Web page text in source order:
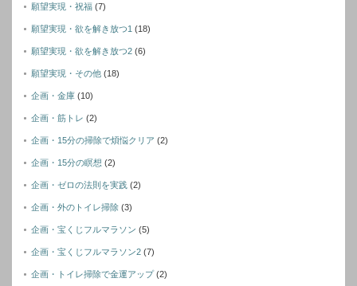
願望実現・祝福 (7)
願望実現・欲を解き放つ1 (18)
願望実現・欲を解き放つ2 (6)
願望実現・その他 (18)
企画・金庫 (10)
企画・筋トレ (2)
企画・15分の掃除で煩悩クリア (2)
企画・15分の瞑想 (2)
企画・ゼロの法則を実践 (2)
企画・外のトイレ掃除 (3)
企画・宝くじフルマラソン (5)
企画・宝くじフルマラソン2 (7)
企画・トイレ掃除で金運アップ(2)